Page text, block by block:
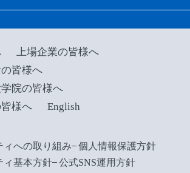
上場企業の皆様へ
皆様へ
院の皆様へ
様へ
English
ィへの取り組み
個人情報保護方針
ィ基本方針
公式SNS運用方針